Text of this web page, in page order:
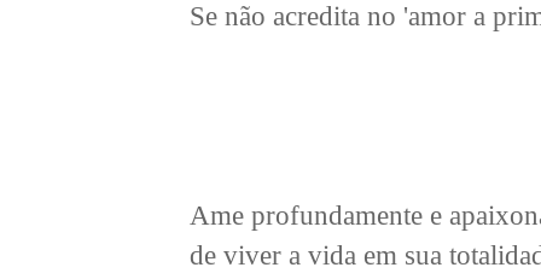
Se não acredita no 'amor a
Ame profundamente e
de viver a vida em sua